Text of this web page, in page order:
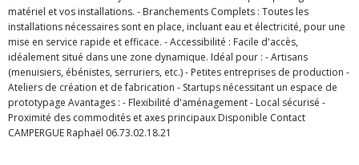
matériel et vos installations. - Branchements Complets : Toutes les
installations nécessaires sont en place, incluant eau et électricité, pour une
mise en service rapide et efficace. - Accessibilité : Facile d'accès,
idéalement situé dans une zone dynamique. Idéal pour : - Artisans
(menuisiers, ébénistes, serruriers, etc.) - Petites entreprises de production -
Ateliers de création et de fabrication - Startups nécessitant un espace de
prototypage Avantages : - Flexibilité d'aménagement - Local sécurisé -
Proximité des commodités et axes principaux Disponible Contact